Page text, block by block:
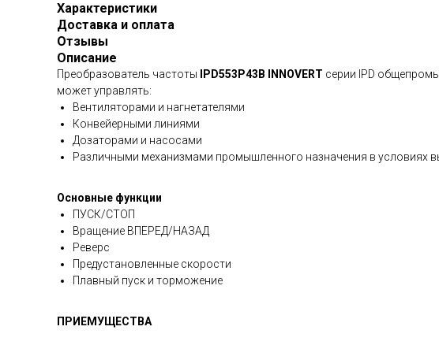
Характеристики
Доставка и оплата
Отзывы
Описание
Преобразователь частоты IPD553P43B INNOVERT серии IPD
может управлять:
Вентиляторами и нагнетателями
Конвейерными линиями
Дозаторами и насосами
Различными механизмами промышленного назначения в условиях
Основные функции
ПУСК/СТОП
Вращение ВПЕРЕД/НАЗАД
Реверс
Предустановленные скорости
Плавный пуск и торможение
ПРИЕМУЩЕСТВА